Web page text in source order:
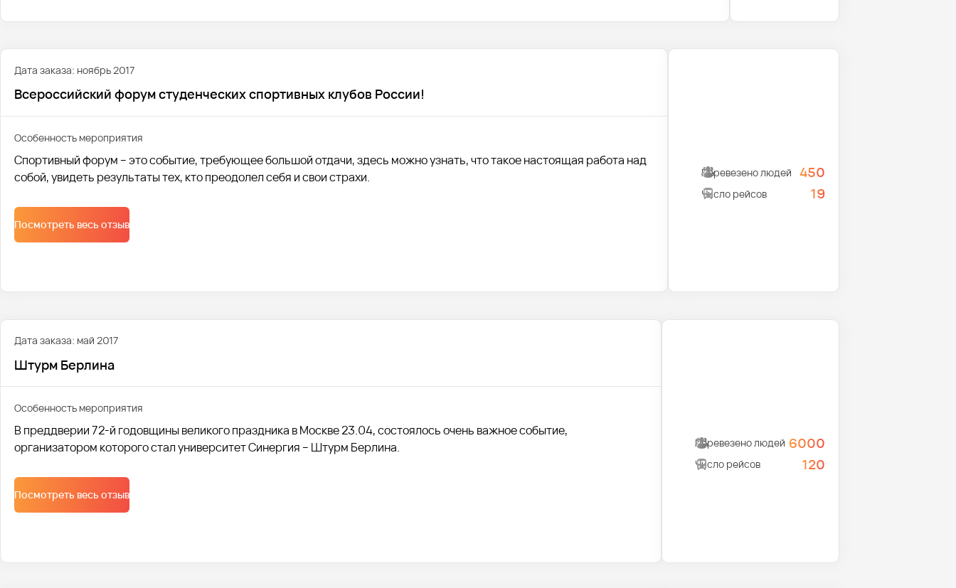
Дата заказа: ноябрь 2017
Всероссийский форум студенческих спортивных клубов России!
Особенность мероприятия
Спортивный форум – это событие, требующее большой отдачи, здесь можно узнать, что такое настоящая работа над
собой, увидеть результаты тех, кто преодолел себя и свои страхи.
Посмотреть весь отзыв
Перевезено людей 450
Число рейсов 19
Дата заказа: май 2017
Штурм Берлина
Особенность мероприятия
В преддверии 72-й годовщины великого праздника в Москве 23.04, состоялось очень важное событие,
организатором которого стал университет Синергия – Штурм Берлина.
Посмотреть весь отзыв
Перевезено людей 6000
Число рейсов 120